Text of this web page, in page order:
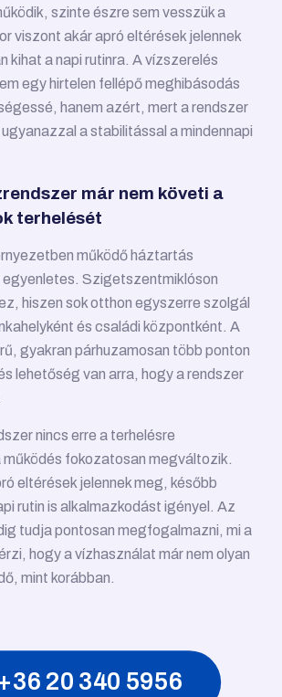
szinte észre sem vesszük a
viszont akár apró eltérések jelennek
kihat a napi rutinra. A vízszerelés
egy hirtelen fellépő meghibásodás
hanem azért, mert a rendszer
a stabilitással a mindennapi
már nem követi a
terhelését
működő háztartás
egyenletes. Szigetszentmiklóson
hiszen sok otthon egyszerre szolgál
és családi központként. A
gyakran párhuzamosan több ponton
lehetőség van arra, hogy a rendszer
nincs erre a terhelésre
fokozatosan megváltozik.
eltérések jelennek meg, később
rutin is alkalmazkodást igényel. Az
tudja pontosan megfogalmazni, mi a
hogy a vízhasználat már nem olyan
mint korábban.
20 340 5956